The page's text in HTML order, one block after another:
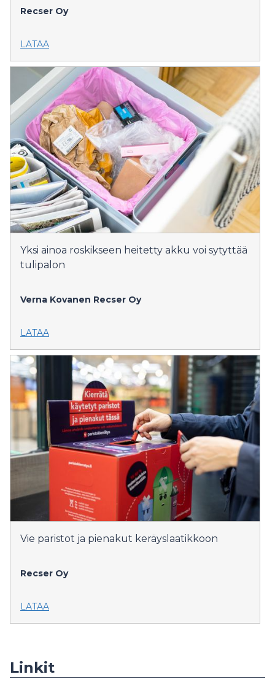
Recser Oy
LATAA
Yksi ainoa roskikseen heitetty akku voi sytyttää
tulipalon
Verna Kovanen Recser Oy
LATAA
Vie paristot ja pienakut keräyslaatikkoon
Recser Oy
LATAA
Linkit